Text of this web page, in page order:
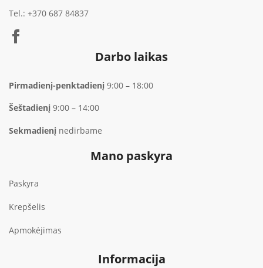
Tel.: +370 687 84837
Darbo laikas
Pirmadienį-penktadienį 9:00 – 18:00
Šeštadienį 9:00 – 14:00
Sekmadienį nedirbame
Mano paskyra
Paskyra
Krepšelis
Apmokėjimas
Informacija